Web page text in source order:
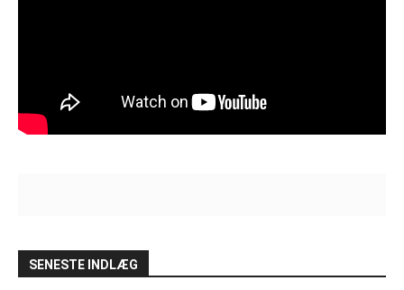
SENESTE INDLÆG